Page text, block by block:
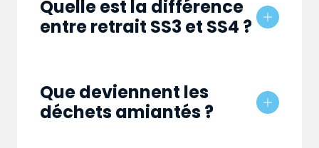
Quelle est la différence
entre retrait SS3 et SS4 ?
Que deviennent les
déchets amiantés ?